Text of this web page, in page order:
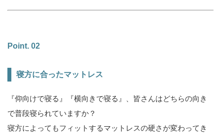
Point. 02
寝方に合ったマットレス
『仰向けで寝る』『横向きで寝る』、皆さんはどちらの向き
で普段寝られていますか？
寝方によってもフィットするマットレスの硬さが変わってき